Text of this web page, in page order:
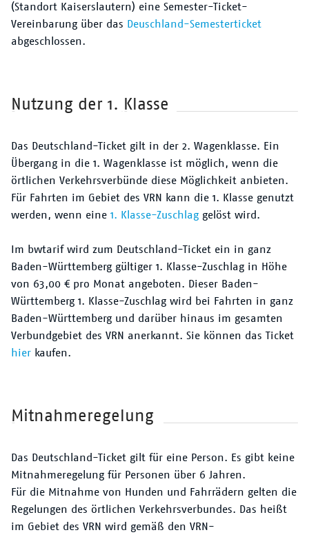
(Standort Kaiserslautern) eine Semester-Ticket-
Vereinbarung über das Deuschland-Semesterticket
abgeschlossen.
Nutzung der 1. Klasse
Das Deutschland-Ticket gilt in der 2. Wagenklasse. Ein
Übergang in die 1. Wagenklasse ist möglich, wenn die
örtlichen Verkehrsverbünde diese Möglichkeit anbieten.
Für Fahrten im Gebiet des VRN kann die 1. Klasse genutzt
werden, wenn eine 1. Klasse-Zuschlag gelöst wird.
Im bwtarif wird zum Deutschland-Ticket ein in ganz
Baden-Württemberg gültiger 1. Klasse-Zuschlag in Höhe
von 63,00 € pro Monat angeboten. Dieser Baden-
Württemberg 1. Klasse-Zuschlag wird bei Fahrten in ganz
Baden-Württemberg und darüber hinaus im gesamten
Verbundgebiet des VRN anerkannt. Sie können das Ticket
hier kaufen.
Mitnahmeregelung
Das Deutschland-Ticket gilt für eine Person. Es gibt keine
Mitnahmeregelung für Personen über 6 Jahren.
Für die Mitnahme von Hunden und Fahrrädern gelten die
Regelungen des örtlichen Verkehrsverbundes. Das heißt
im Gebiet des VRN wird gemäß den VRN-